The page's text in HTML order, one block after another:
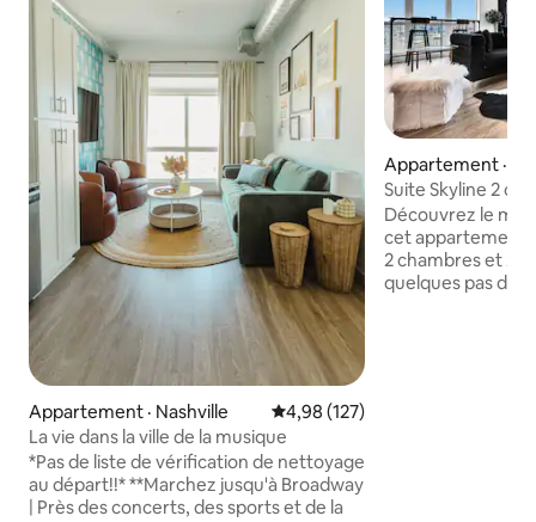
Appartement · Nashville Note moyenne de 4,98 sur 5,
4,98 (127)
La vie dans la ville de la musique
*Pas de liste de vérification de nettoyage
au départ!!* **Marchez jusqu'à Broadway
| Près des concerts, des sports et de la
Appartement ·
Suite Skyline 2
gratuit et à
Broadway
Découvrez le
cet appartement
2 chambres et 2
quelques pas de